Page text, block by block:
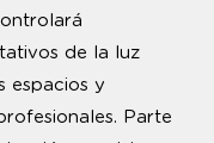
de la luz
espacios y
Parte